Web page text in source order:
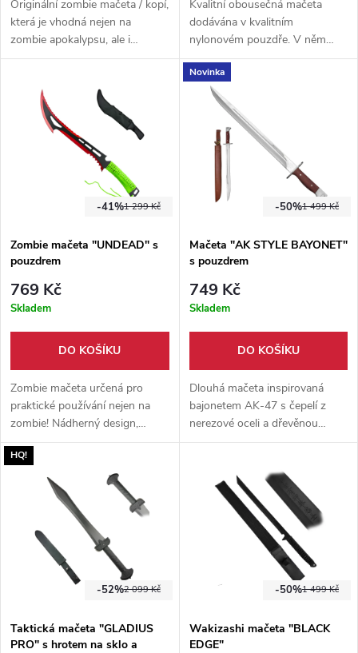
Originální zombie mačeta / kopí,
která je vhodná nejen na
zombie apokalypsu, ale i
praktické používání. Lze
spojenou dvousečnou zbraň.
Kvalitní obousečná mačeta
dodávána v kvalitním
nylonovém pouzdře. V něm
naleznete i dva vrhací nože!
Mačeta je plně funkční, určená
k sekání.
1 299 Kč
-41%
Zombie mačeta "UNDEAD" s
pouzdrem
769 Kč
Skladem
DO KOŠÍKU
Zombie mačeta určená pro
praktické používání nejen na
zombie! Nádherný design,
celková délka 60 cm, nerezová
ocel, pouzdro na rameno v
Novinka
1 499 Kč
-50%
Mačeta "AK STYLE BAYONET"
s pouzdrem
749 Kč
Skladem
DO KOŠÍKU
Dlouhá mačeta inspirovaná
bajonetem AK-47 s čepelí z
nerezové oceli a dřevěnou
rukojetí. Vojensky laděné
syntetické kůže pro uložení a
přenášení.
HQ!
2 099 Kč
-52%
Taktická mačeta "GLADIUS
PRO" s hrotem na sklo a
1 499 Kč
-50%
Wakizashi mačeta "BLACK
EDGE"